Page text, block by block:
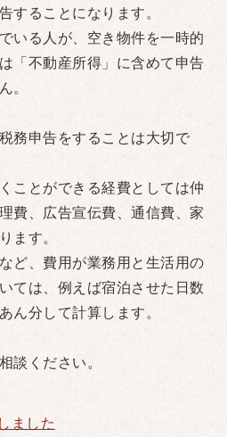
することになります。
いる人が、空き物件を一時的
「不動産所得」に含めて申告
。
務申告をすることは大切で
ことができる経費としては仲
費、広告宣伝費、通信費、家
ます。
ど、費用が業務用と生活用の
ては、例えば宿泊させた日数
ん分して計算します。
談ください。
ました